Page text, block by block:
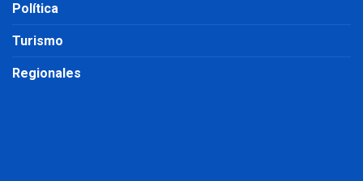
Política
Turismo
Regionales